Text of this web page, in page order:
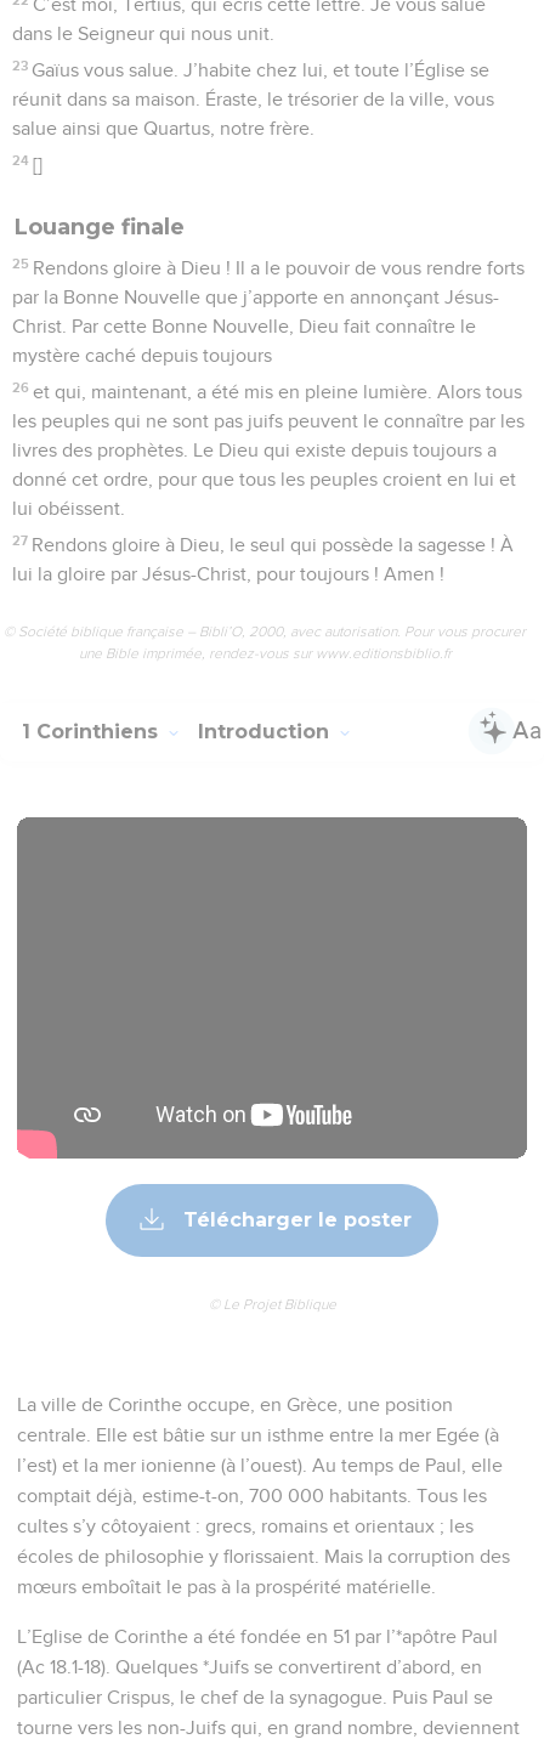
C’est moi, Tertius, qui écris cette lettre. Je vous salue
dans le Seigneur qui nous unit.
23 Gaïus vous salue. J’habite chez lui, et toute l’Église se
réunit dans sa maison. Éraste, le trésorier de la ville, vous
salue ainsi que Quartus, notre frère.
24 []
Louange finale
25 Rendons gloire à Dieu ! Il a le pouvoir de vous rendre forts
par la Bonne Nouvelle que j’apporte en annonçant Jésus-
Christ. Par cette Bonne Nouvelle, Dieu fait connaître le
mystère caché depuis toujours
26 et qui, maintenant, a été mis en pleine lumière. Alors tous
les peuples qui ne sont pas juifs peuvent le connaître par les
livres des prophètes. Le Dieu qui existe depuis toujours a
donné cet ordre, pour que tous les peuples croient en lui et
lui obéissent.
27 Rendons gloire à Dieu, le seul qui possède la sagesse ! À
lui la gloire par Jésus-Christ, pour toujours ! Amen !
© Société biblique française – Bibli’O, 2000, avec autorisation. Pour vous procurer
une Bible imprimée, rendez-vous sur www.editionsbiblio.fr
1 Corinthiens Introduction
Télécharger le poster
© Le Projet Biblique
La ville de Corinthe occupe, en Grèce, une position
centrale. Elle est bâtie sur un isthme entre la mer Egée (à
l’est) et la mer ionienne (à l’ouest). Au temps de Paul, elle
comptait déjà, estime-t-on, 700 000 habitants. Tous les
cultes s’y côtoyaient : grecs, romains et orientaux ; les
écoles de philosophie y florissaient. Mais la corruption des
mœurs emboîtait le pas à la prospérité matérielle.
L’Eglise de Corinthe a été fondée en 51 par l’*apôtre Paul
(Ac 18.1-18). Quelques *Juifs se convertirent d’abord, en
particulier Crispus, le chef de la synagogue. Puis Paul se
tourne vers les non-Juifs qui, en grand nombre, deviennent